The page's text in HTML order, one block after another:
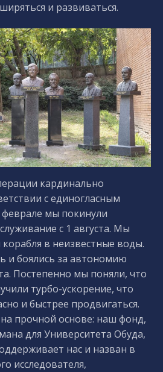
и развиваться.
кардинально
с единогласным
мы покинули
с 1 августа. Мы
в неизвестные воды.
и боялись за автономию
Постепенно мы поняли, что
турбо-ускорение, что
и быстрее продвигаться.
прочной основе: наш фонд,
для Университета Обуда,
нас и назван в
исследователя,